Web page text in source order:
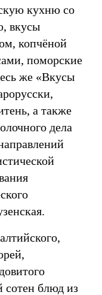
кухню со
вкусы
копчёной
поморские
же «Вкусы
а также
дела
сотен блюд из